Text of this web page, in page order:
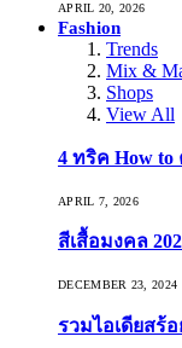
APRIL 20, 2026
Fashion
Trends
Mix &
Shops
View All
4 ทริค How to
APRIL 7, 2026
สีเสื้อมงคล
DECEMBER 23, 2024
รวมไอเดียสร้